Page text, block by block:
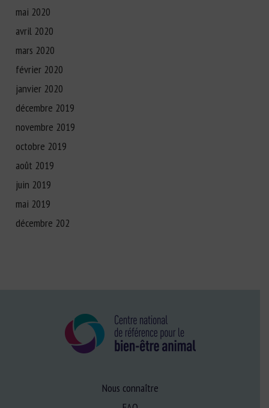
mai 2020
avril 2020
mars 2020
février 2020
janvier 2020
décembre 2019
novembre 2019
octobre 2019
août 2019
juin 2019
mai 2019
décembre 202
Nous connaître